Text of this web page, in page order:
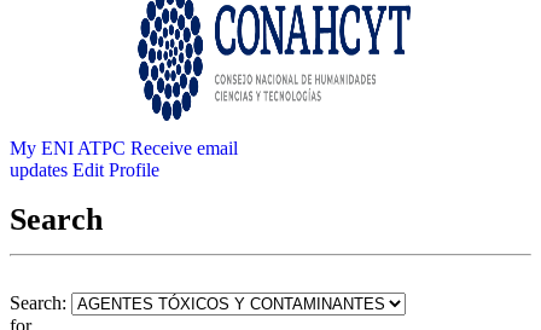
My ENI ATPC Receive email
updates Edit Profile
Search
Search: